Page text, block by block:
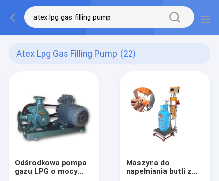
Atex Lpg Gas Filling Pump (22)
Odśrodkowa pompa
gazu LPG o mocy
Maszyna do
napełniania butli z